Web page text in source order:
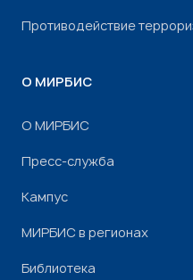
Противодействие
О МИРБИС
О МИРБИС
Пресс-служба
Кампус
МИРБИС в регионах
Библиотека